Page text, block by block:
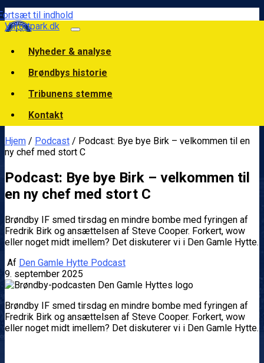
til indhold
Vilfortpark.dk
Nyheder & analyse
Brøndbys historie
Tribunens stemme
Kontakt
Hjem / Podcast / Podcast: Bye bye Birk – velkommen til en
ny chef med stort C
Podcast: Bye bye Birk – velkommen til
en ny chef med stort C
Brøndby IF smed tirsdag en mindre bombe med fyringen af
Fredrik Birk og ansættelsen af Steve Cooper. Forkert, wow
eller noget midt imellem? Det diskuterer vi i Den Gamle Hytte.
Af Den Gamle Hytte Podcast
9. september 2025
Brøndby IF smed tirsdag en mindre bombe med fyringen af
Fredrik Birk og ansættelsen af Steve Cooper. Forkert, wow
eller noget midt imellem? Det diskuterer vi i Den Gamle Hytte.